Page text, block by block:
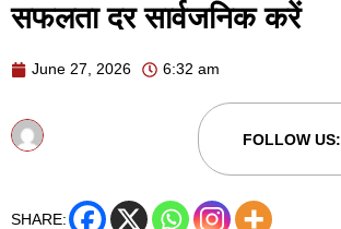
सफलता दर सार्वजनिक करें
June 27, 2026 6:32 am
FOLLOW US:
SHARE: